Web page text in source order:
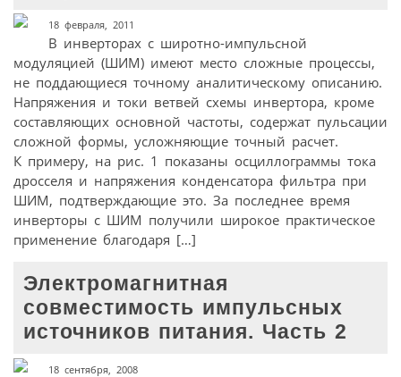
18 февраля, 2011
В инверторах с широтно-импульсной
модуляцией (ШИМ) имеют место сложные процессы,
не поддающиеся точному аналитическому описанию.
Напряжения и токи ветвей схемы инвертора, кроме
составляющих основной частоты, содержат пульсации
сложной формы, усложняющие точный расчет.
К примеру, на рис. 1 показаны осциллограммы тока
дросселя и напряжения конденсатора фильтра при
ШИМ, подтверждающие это. За последнее время
инверторы с ШИМ получили широкое практическое
применение благодаря […]
Электромагнитная
совместимость импульсных
источников питания. Часть 2
18 сентября, 2008